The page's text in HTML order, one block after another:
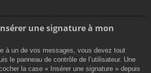
une signature à mon
à un de vos messages, vous devez tout
le panneau de contrôle de l’utilisateur. Une
la case « Insérer une signature » depuis